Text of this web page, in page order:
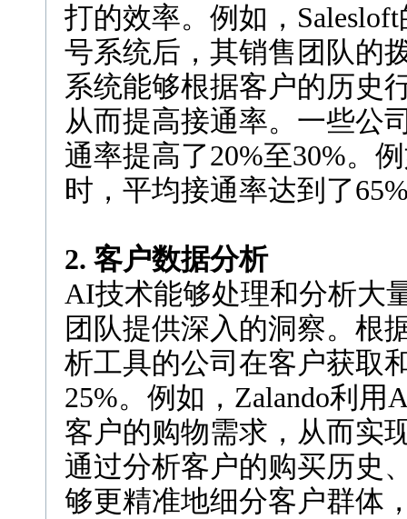
打的效率。例如，
号系统后，其销售团队的
系统能够根据客户的历史
从而提高接通率。一些公
通率提高了20%至30%。
时，平均接通率达到了
2. 客户数据分析
AI技术能够处理和分析大
团队提供深入的洞察。根
析工具的公司在客户获取
25%。例如，Zalando利
客户的购物需求，从而实
通过分析客户的购买历史
够更精准地细分客户群体